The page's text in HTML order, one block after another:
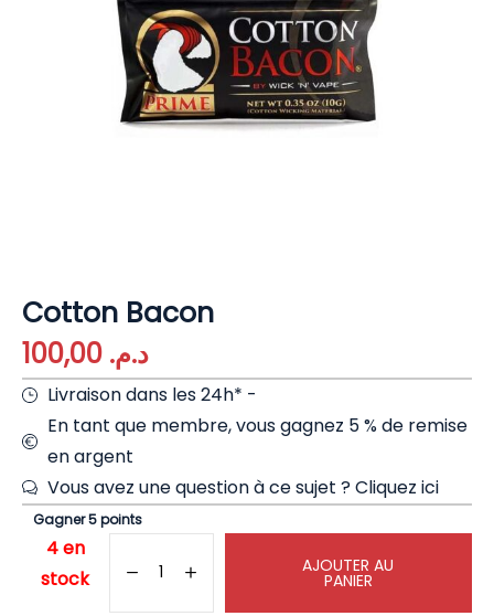
Cotton Bacon
د.م.
Livraison dans les 24h* -
En tant que membre, vous gagnez 5 % de remise
en argent
Vous avez une question à ce sujet ?Cliquez ici
Gagner 5 points
4 en
stock
AJOUTER AU
PANIER